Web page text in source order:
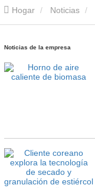
Hogar Noticias
Noticias de la empresa